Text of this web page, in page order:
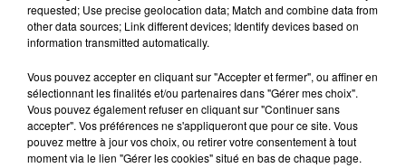
Info Niort
Présenté par Fabien Gazeau
0:00
requested; Use precise geolocation data; Match and combine data from
other data sources; Link different devices; Identify devices based on
information transmitted automatically.
Vous pouvez accepter en cliquant sur "Accepter et fermer", ou affiner en
sélectionnant les finalités et/ou partenaires dans "Gérer mes choix".
Vous pouvez également refuser en cliquant sur "Continuer sans
accepter". Vos préférences ne s'appliqueront que pour ce site. Vous
pouvez mettre à jour vos choix, ou retirer votre consentement à tout
moment via le lien "Gérer les cookies" situé en bas de chaque page.